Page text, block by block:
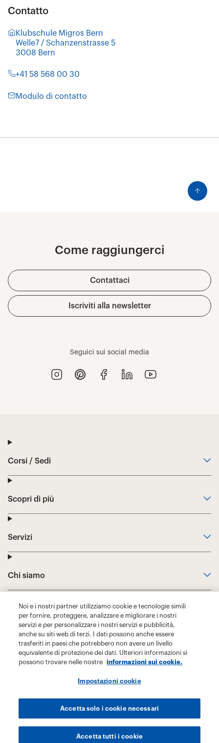
Noi e i nostri partner utilizziamo cookie e tecnologie simili
per fornire, proteggere, analizzare e migliorare i nostri
servizi e per personalizzare i nostri servizi e pubblicità,
anche su siti web di terzi. I dati possono anche essere
trasferiti in paesi che potrebbero non avere un livello
equivalente di protezione dei dati. Ulteriori informazioni si
possono trovare nelle nostre
informazioni sui cookie.
Impostazioni cookie
Accetta solo i cookie necessari
Accetta tutti i cookie